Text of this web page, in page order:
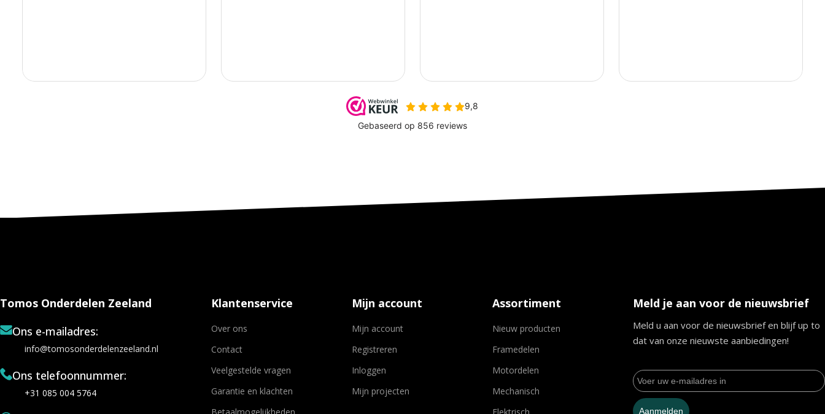
Tomos Onderdelen Zeeland
Ons e-mailadres:
info@tomosonderdelenzeeland.nl
Ons telefoonnummer:
+31 085 004 5764
Klantenservice
Over ons
Contact
Veelgestelde vragen
Garantie en klachten
Mijn account
Mijn account
Registreren
Inloggen
Mijn projecten
Assortiment
Nieuw producten
Framedelen
Motordelen
Mechanisch
Meld je aan voor de nieuwsbrief
Meld u aan voor de nieuwsbrief en blijf up to
dat van onze nieuwste aanbiedingen!
Aanmelden